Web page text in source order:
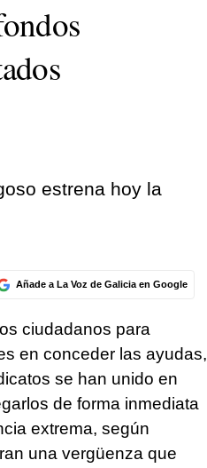
estrena hoy la
Añade a La Voz de Galicia en Google
ciudadanos para
en conceder las ayudas,
se han unido en
de forma inmediata
extrema, según
una vergüenza que